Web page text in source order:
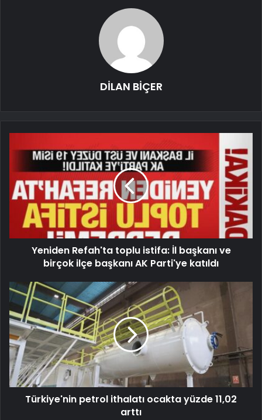
DİLAN BİÇER
Yeniden Refah'ta toplu istifa: İl başkanı ve
birçok ilçe başkanı AK Parti'ye katıldı
Türkiye'nin petrol ithalatı ocakta yüzde 11,02
arttı